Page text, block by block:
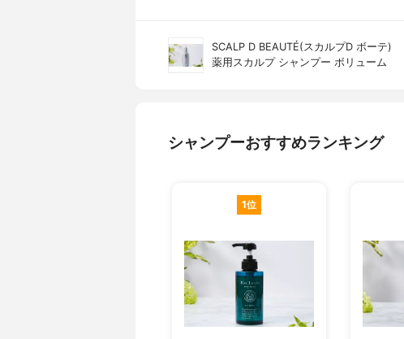
SCALP D BEAUTÉ(スカルプD ボーテ)
薬用スカルプ シャンプー ボリューム
シャンプーおすすめランキング
1位